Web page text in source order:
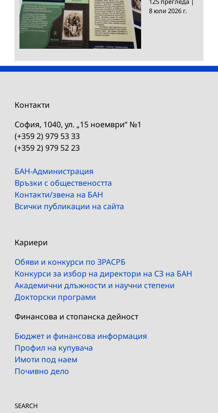
8 юли 2026 г.
Контакти
София, 1040, ул. „15 ноември“ №1
(+359 2) 979 53 33
(+359 2) 979 52 23
БАН-Администрация
Връзки с обществеността
Контакти/звена на БАН
Всички публикации на сайта
Кариери
Обяви и конкурси по ЗРАСРБ
Конкурси за избор на директори на СЗ на БАН
Академични длъжности и научни степени
Докторски програми
Финансова и стопанска дейност
Бюджет и финансова информация
Профил на купувача
Имоти под наем
Почивно дело
SEARCH